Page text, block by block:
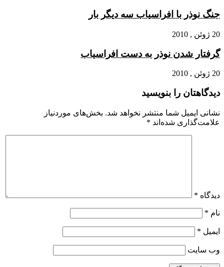
جنگ نوذر با افراسیاب سه دیگر بار
20 ژوئن , 2010
گرفتار شدن نوذر به دست افراسیاب‏
20 ژوئن , 2010
دیدگاهتان را بنویسید
نشانی ایمیل شما منتشر نخواهد شد. بخش‌های موردنیاز
علامت‌گذاری شده‌اند *
دیدگاه *
نام *
ایمیل *
وب‌ سایت